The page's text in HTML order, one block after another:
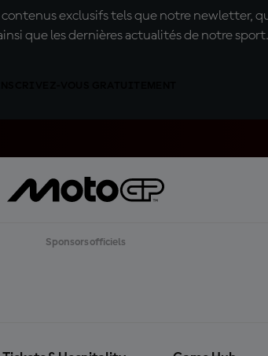
exclusifs tels que notre newletter,
que les dernières actualités de notre sport.
Sponsors officiels